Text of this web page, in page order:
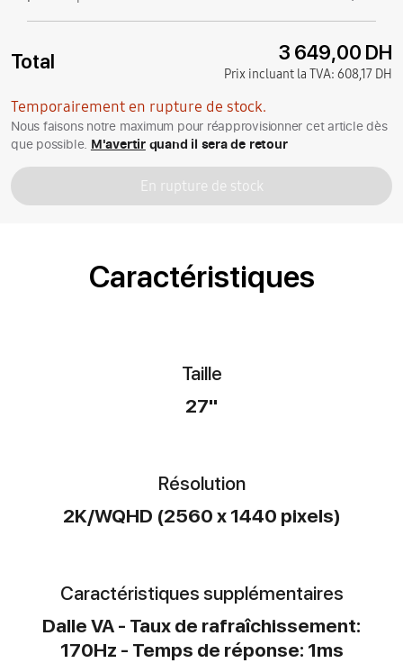
Total 3 649,00 DH
Prix incluant la TVA: 608,17 DH
Temporairement en rupture de stock.
Nous faisons notre maximum pour réapprovisionner cet article dès
que possible. M'avertirquand il sera de retour
En rupture de stock
Caractéristiques
Taille
27"
Résolution
2K/WQHD (2560 x 1440 pixels)
Caractéristiques supplémentaires
Dalle VA - Taux de rafraîchissement:
170Hz - Temps de réponse: 1ms